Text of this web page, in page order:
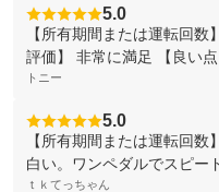
5.0
【所有期間または運転回
評価】 非常に満足 【良い
トニー
5.0
【所有期間または運転回
白い。ワンペダルでスピー
ｔｋてっちゃん